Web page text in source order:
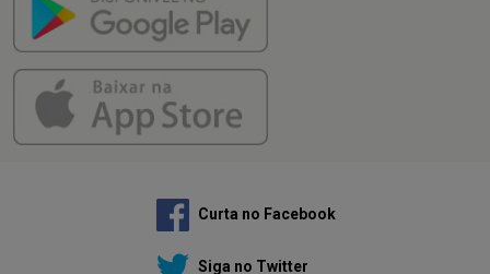
Curta no Facebook
Siga no Twitter